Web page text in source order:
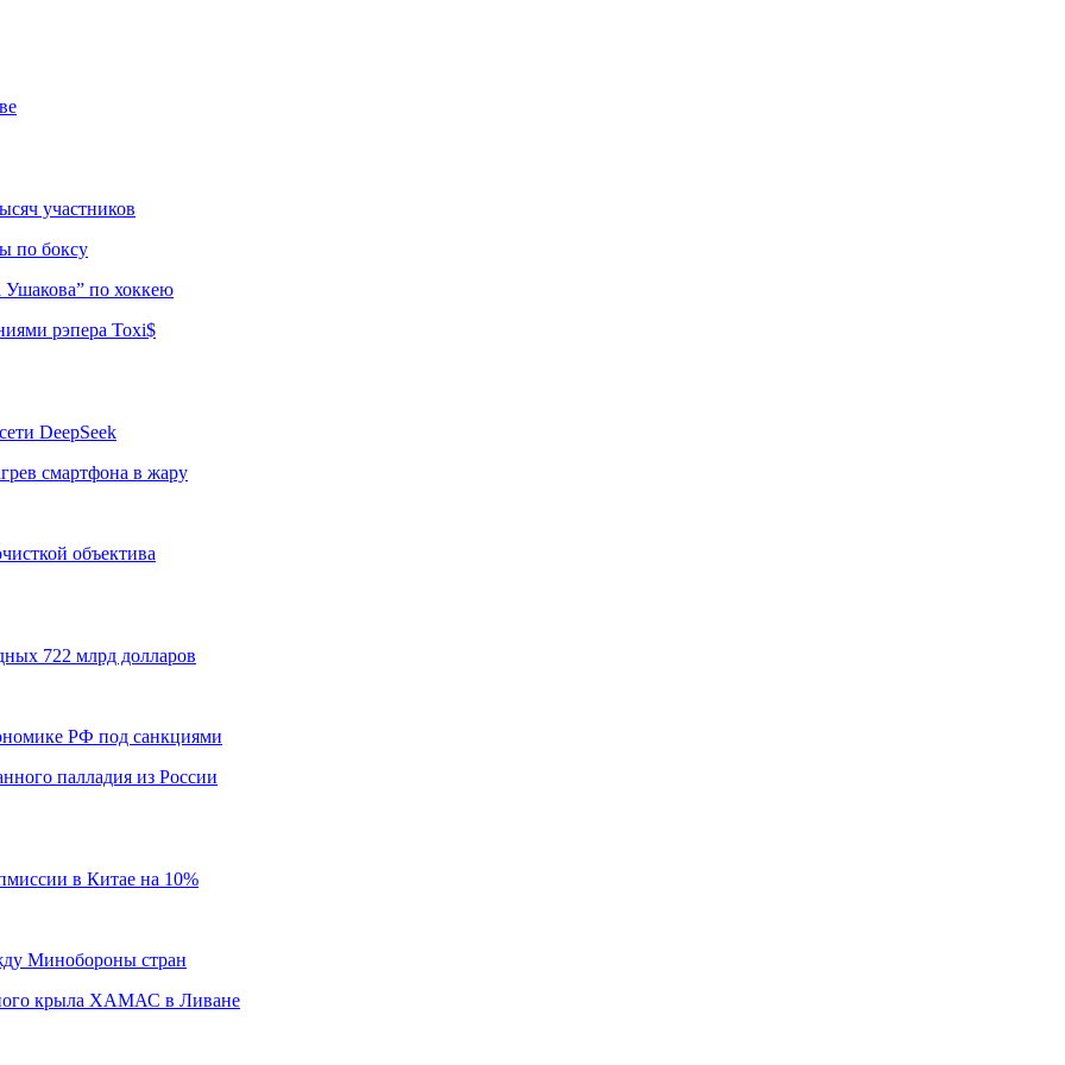
участников
по боксу
Ушакова” по хоккею
рэпера Toxi$
DeepSeek
смартфона в жару
объектива
722 млрд долларов
РФ под санкциями
палладия из России
в Китае на 10%
Минобороны стран
крыла ХАМАС в Ливане